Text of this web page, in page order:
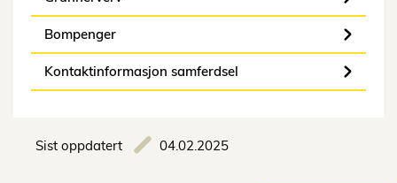
Bompenger
Kontaktinformasjon samferdsel
Sist oppdatert 04.02.2025